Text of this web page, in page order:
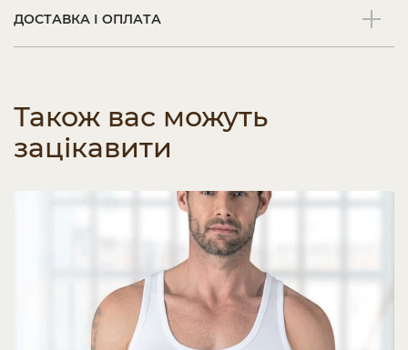
ДОСТАВКА І ОПЛАТА
Також вас можуть
зацікавити